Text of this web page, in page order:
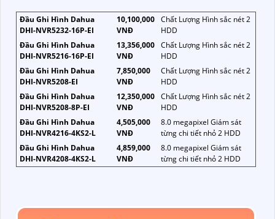
Đầu Ghi Hình Dahua
DHI-NVR5232-16P-EI
10,100,000
VNĐ
Chất Lượng Hình sắc nét 2
HDD
Đầu Ghi Hình Dahua
DHI-NVR5216-16P-EI
13,356,000
VNĐ
Chất Lượng Hình sắc nét 2
HDD
Đầu Ghi Hình Dahua
DHI-NVR5208-EI
7,850,000
VNĐ
Chất Lượng Hình sắc nét 2
HDD
Đầu Ghi Hình Dahua
DHI-NVR5208-8P-EI
12,350,000
VNĐ
Chất Lượng Hình sắc nét 2
HDD
Đầu Ghi Hình Dahua
DHI-NVR4216-4KS2-L
4,505,000
VNĐ
8.0 megapixel Giám sát
từng chi tiết nhỏ 2 HDD
Đầu Ghi Hình Dahua
DHI-NVR4208-4KS2-L
4,859,000
VNĐ
8.0 megapixel Giám sát
từng chi tiết nhỏ 2 HDD